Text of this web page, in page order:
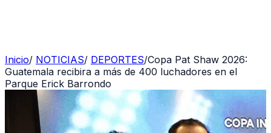
Inicio/ NOTICIAS/ DEPORTES/Copa Pat Shaw 2026:
Guatemala recibira a más de 400 luchadores en el
Parque Erick Barrondo